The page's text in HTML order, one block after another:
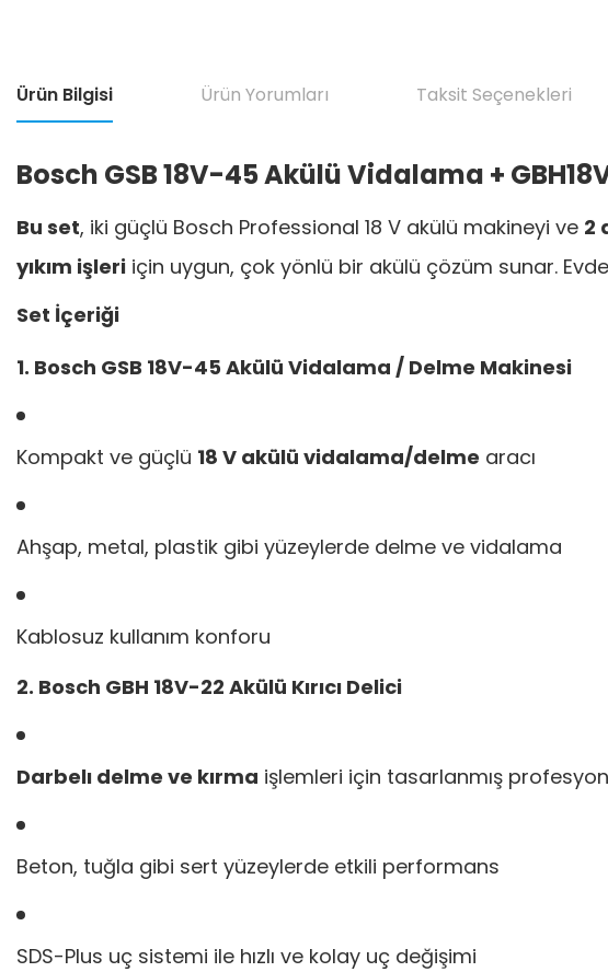
Ürün Bilgisi Ürün Yorumları Taksit Seçenekleri
Bosch GSB 18V-45 Akülü Vidalama +
Bu set, iki güçlü Bosch Professional 18 V akülü makineyi ve 2
yıkım işleri için uygun, çok yönlü bir akülü çözüm sunar.
Set İçeriği
1. Bosch GSB 18V-45 Akülü Vidalama / Delme Makinesi
Kompakt ve güçlü 18 V akülü vidalama/delme aracı
Ahşap, metal, plastik gibi yüzeylerde delme ve vidalama
Kablosuz kullanım konforu
2. Bosch GBH 18V-22 Akülü Kırıcı Delici
Darbelı delme ve kırma işlemleri için tasarlanmış
Beton, tuğla gibi sert yüzeylerde etkili performans
SDS-Plus uç sistemi ile hızlı ve kolay uç değişimi